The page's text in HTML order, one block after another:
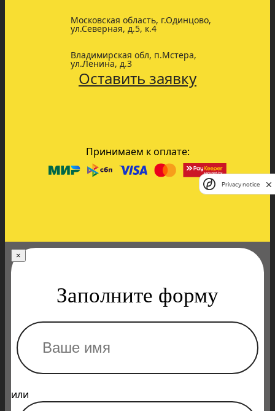
Московская область, г.Одинцово,
ул.Северная, д.5, к.4
Владимирская обл, п.Мстера,
ул.Ленина, д.3
Оставить заявку
Принимаем к оплате:
×
Заполните форму
или
Privacy notice